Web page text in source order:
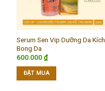
Serum Sen Vip Dưỡng Da Kích
Bong Da
600.000₫
ĐẶT MUA